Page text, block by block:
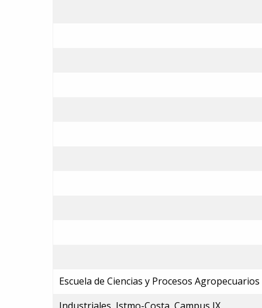
Escuela de Ciencias y Procesos Agropecuarios